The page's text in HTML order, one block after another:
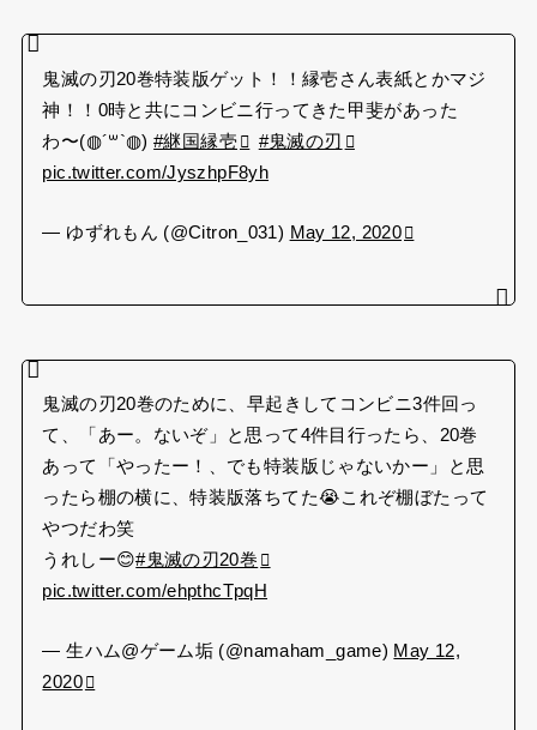
鬼滅の刃20巻特装版ゲット！！縁壱さん表紙とかマジ
神！！0時と共にコンビニ行ってきた甲斐があった
わ〜(◍︎´꒳`◍︎)#継国縁壱
#鬼滅の刃
pic.twitter.com/JyszhpF8yh
— ゆずれもん (@Citron_031) May 12, 2020
鬼滅の刃20巻のために、早起きしてコンビニ3件回っ
て、「あー。ないぞ」と思って4件目行ったら、20巻
あって「やったー！、でも特装版じゃないかー」と思
ったら棚の横に、特装版落ちてた😭これぞ棚ぼたって
やつだわ笑
うれしー😊#鬼滅の刃20巻
pic.twitter.com/ehpthcTpqH
— 生ハム@ゲーム垢 (@namaham_game) May 12,
2020